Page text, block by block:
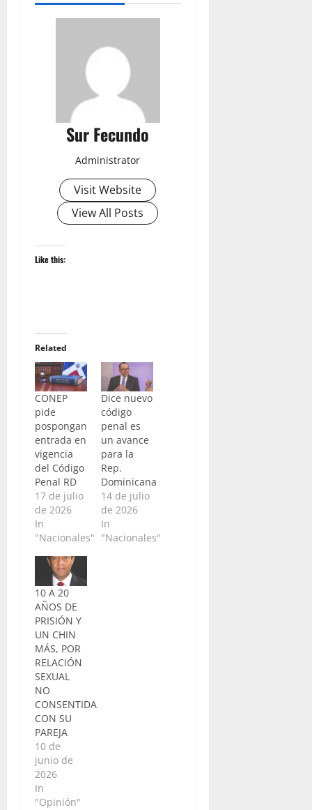
Sur Fecundo
Administrator
Visit Website
View All Posts
Like this:
Related
CONEP
pide
pospongan
entrada en
vigencia
del Código
Penal RD
17 de julio
de 2026
In
"Nacionales"
Dice nuevo
código
penal es
un avance
para la
Rep.
Dominicana
14 de julio
de 2026
In
"Nacionales"
10 A 20
AÑOS DE
PRISIÓN Y
UN CHIN
MÁS, POR
RELACIÓN
SEXUAL
NO
CONSENTIDA
CON SU
PAREJA
10 de
junio de
2026
In
"Opinión"